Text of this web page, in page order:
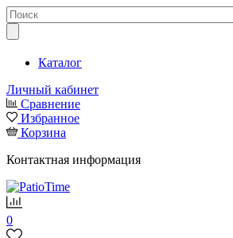
Каталог
Личный кабинет
Сравнение
Избранное
Корзина
Контактная информация
0